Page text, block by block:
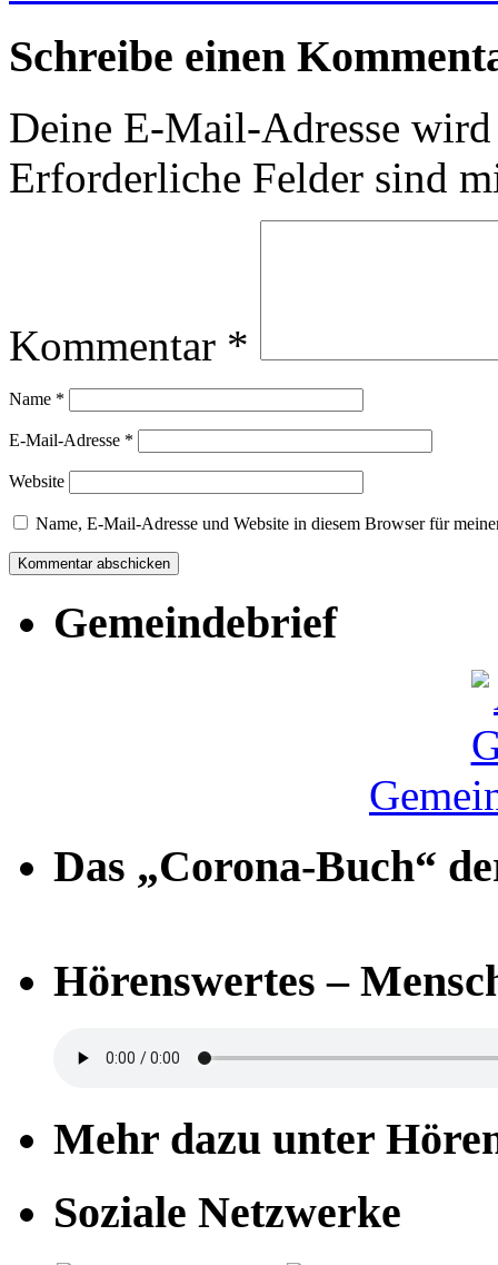
Schreibe einen
Deine E-Mail-Adresse
Erforderliche Felder sind
Kommentar *
Name *
E-Mail-Adresse *
Website
Name, E-Mail-Adresse und Website in diesem Browser für
Gemeindebrief
Das „Corona-Buch“
Hörenswertes –
Mehr dazu unter
Soziale Netzwerke